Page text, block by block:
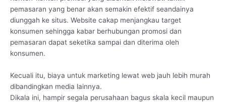
pemasaran yang benar akan semakin efektif seandainya
diunggah ke situs. Website cakap menjangkau target
konsumen sehingga kabar berhubungan promosi dan
pemasaran dapat seketika sampai dan diterima oleh
konsumen.
Kecuali itu, biaya untuk marketing lewat web jauh lebih murah
dibandingkan media lainnya.
Dikala ini, hampir segala perusahaan bagus skala kecil maupun